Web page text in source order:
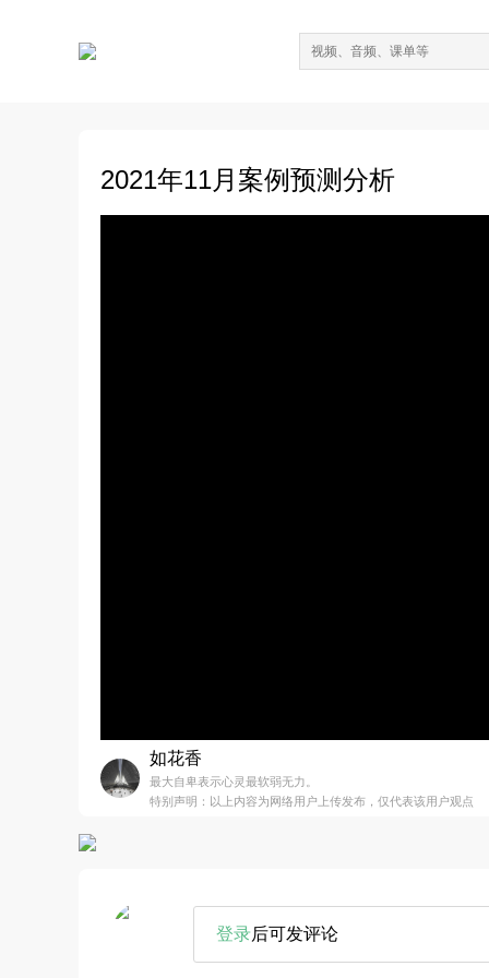
2021年11月案例预测分析
如花香
最大自卑表示心灵最软弱无力。
特别声明：以上内容为网络用户上传发布，仅代表该用户观点
登录后可发评论